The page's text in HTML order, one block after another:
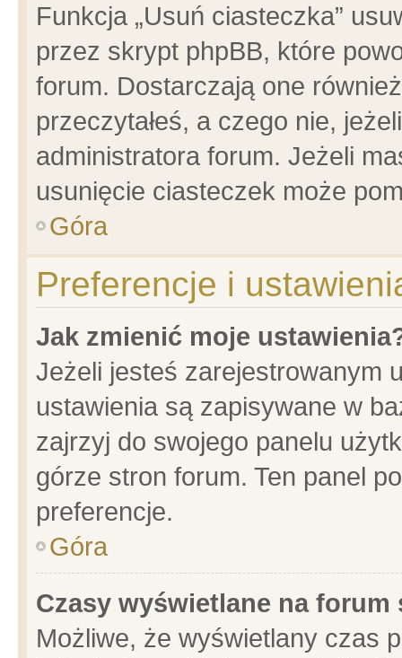
Funkcja „Usuń ciasteczka”
przez skrypt phpBB, które
forum. Dostarczają one
przeczytałeś, a czego nie,
administratora forum. Jeżeli
usunięcie ciasteczek może
Góra
Preferencje i
Jak zmienić moje
Jeżeli jesteś zarejestrowanym
ustawienia są zapisywane w
zajrzyj do swojego panelu
górze stron forum. Ten panel
preferencje.
Góra
Czasy wyświetlane na forum
Możliwe, że wyświetlany czas